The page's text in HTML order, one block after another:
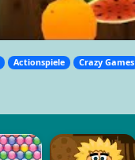
Actionspiele Crazy Games